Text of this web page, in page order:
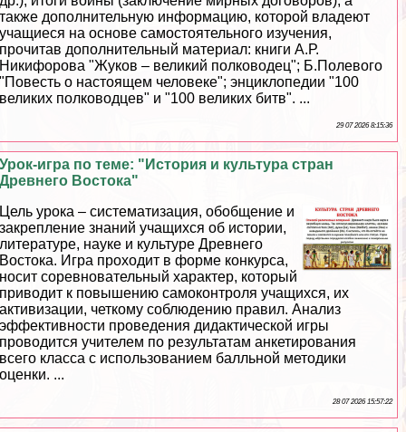
также дополнительную информацию, которой владеют
учащиеся на основе самостоятельного изучения,
прочитав дополнительный материал: книги А.Р.
Никифорова "Жуков – великий полководец"; Б.Полевого
"Повесть о настоящем человеке"; энциклопедии "100
великих полководцев" и "100 великих битв". ...
29 07 2026 8:15:36
Урок-игра по теме: "История и культура стран
Древнего Востока"
Цель урока – систематизация, обобщение и
закрепление знаний учащихся об истории,
литературе, науке и культуре Древнего
Востока. Игра проходит в форме конкурса,
носит соревновательный хаpaктер, который
приводит к повышению самоконтроля учащихся, их
активизации, четкому соблюдению правил. Анализ
эффективности проведения дидактической игры
проводится учителем по результатам анкетирования
всего класса с использованием балльной методики
оценки. ...
28 07 2026 15:57:22